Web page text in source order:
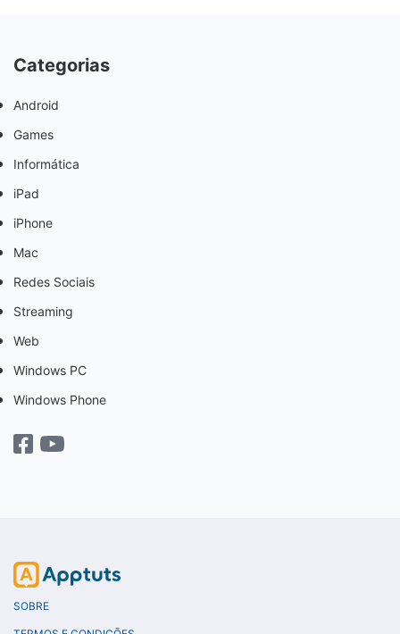
Categorias
Android
Games
Informática
iPad
iPhone
Mac
Redes Sociais
Streaming
Web
Windows PC
Windows Phone
SOBRE